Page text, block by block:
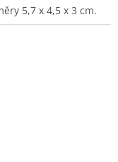
5,7 x 4,5 x 3 cm.